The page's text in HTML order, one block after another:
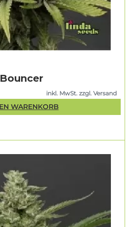
inkl. MwSt. zzgl. Versand
WARENKORB